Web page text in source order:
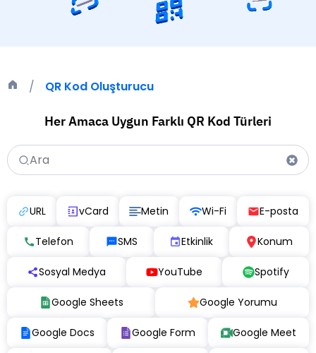
QR Kod Oluşturucu
Her Amaca Uygun Farklı QR Kod Türleri
URL vCard Metin Wi-Fi E-posta
Telefon SMS Etkinlik Konum
Sosyal Medya YouTube Spotify
Google Sheets Google Yorumu
Google Docs Google Form Google Meet